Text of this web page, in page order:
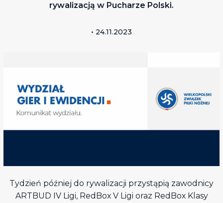
rywalizacją w Pucharze Polski.
• 24.11.2023
Tydzień później do rywalizacji przystąpią zawodnicy
ARTBUD IV Ligi, RedBox V Ligi oraz RedBox Klasy